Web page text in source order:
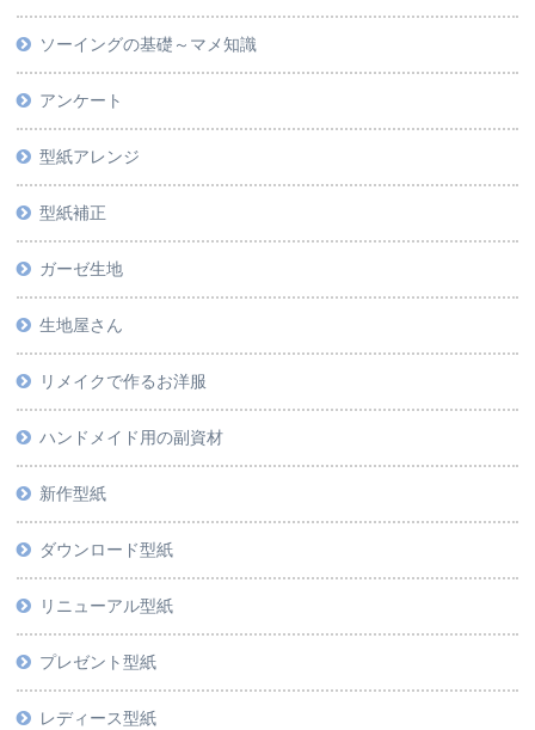
ソーイングの基礎～マメ知識
アンケート
型紙アレンジ
型紙補正
ガーゼ生地
生地屋さん
リメイクで作るお洋服
ハンドメイド用の副資材
新作型紙
ダウンロード型紙
リニューアル型紙
プレゼント型紙
レディース型紙